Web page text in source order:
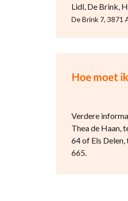
Lidl, De Brink,
De Brink 7, 3871
Hoe moet
Verdere
Thea de Haan,
64 of Els
665.